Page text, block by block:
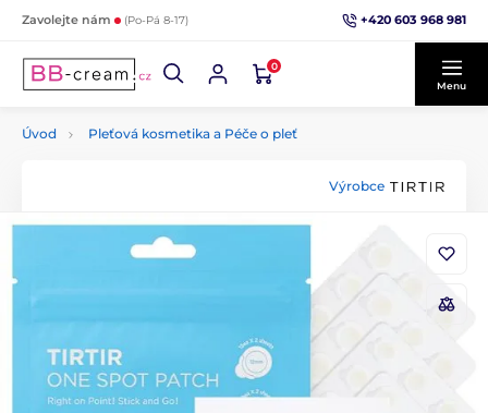
Zavolejte nám (Po-Pá 8-17) +420 603 968 981
0
Menu
Úvod Pleťová kosmetika a Péče o pleť
Výrobce